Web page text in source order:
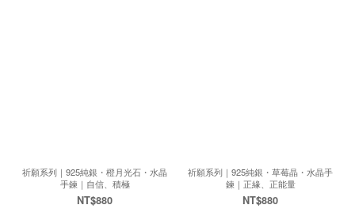
祈願系列｜925純銀・橙月光石・水晶
手鍊｜自信、積極
NT$880
祈願系列｜925純銀・草莓晶・水晶手
鍊｜正緣、正能量
NT$880